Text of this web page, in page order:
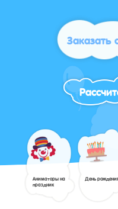
Заказать
Аниматоры на
праздник
День